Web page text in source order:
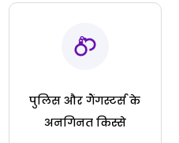
पुलिस और गैंगस्टर्स के
अनगिनत किस्से